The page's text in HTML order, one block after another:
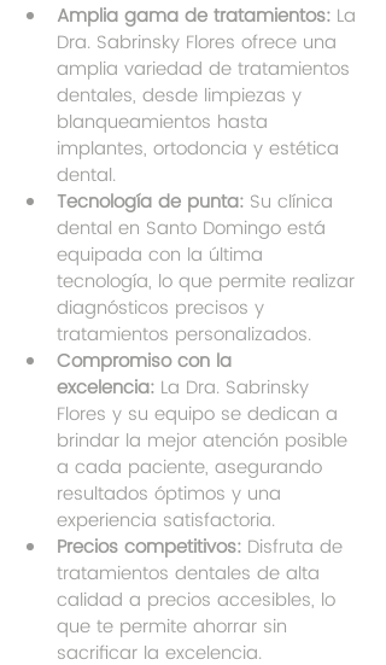
Amplia gama de tratamientos: La
Dra. Sabrinsky Flores ofrece una
amplia variedad de tratamientos
dentales, desde limpiezas y
blanqueamientos hasta
implantes, ortodoncia y estética
dental.
Tecnología de punta: Su clínica
dental en Santo Domingo está
equipada con la última
tecnología, lo que permite realizar
diagnósticos precisos y
tratamientos personalizados.
Compromiso con la
excelencia: La Dra. Sabrinsky
Flores y su equipo se dedican a
brindar la mejor atención posible
a cada paciente, asegurando
resultados óptimos y una
experiencia satisfactoria.
Precios competitivos: Disfruta de
tratamientos dentales de alta
calidad a precios accesibles, lo
que te permite ahorrar sin
sacrificar la excelencia.